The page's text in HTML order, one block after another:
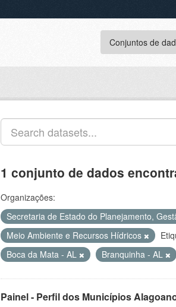
Conjuntos de
1 conjunto de dados
Organizações:
Secretaria de Estado do Planejamento,
Meio Ambiente e Recursos Hídricos
Boca da Mata - AL
Branquinha - AL
Painel - Perfil dos Municípios